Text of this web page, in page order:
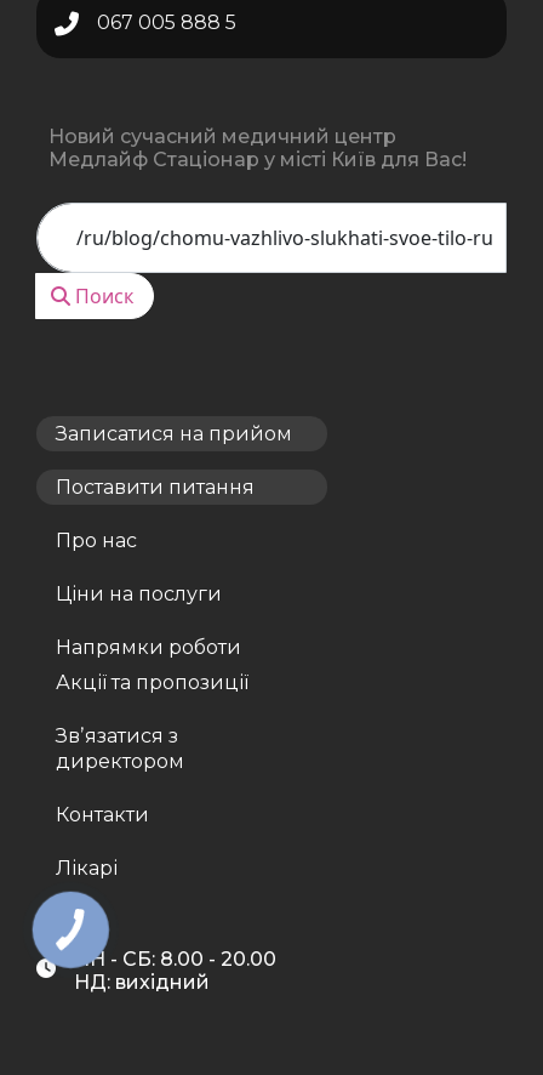
067 005 888 5
Новий сучасний медичний центр
Медлайф Стаціонар у місті Київ для Вас!
Поиск
Поиск
Записатися на прийом
Поставити питання
Про нас
Ціни на послуги
Напрямки роботи
Акції та пропозиції
Звʼязатися з
директором
Контакти
Лікарі
ПН - СБ: 8.00 - 20.00
НД: вихідний